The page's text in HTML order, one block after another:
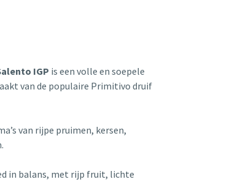
IGP is een volle en soepele
van de populaire Primitivo druif
van rijpe pruimen, kersen,
in balans, met rijp fruit, lichte